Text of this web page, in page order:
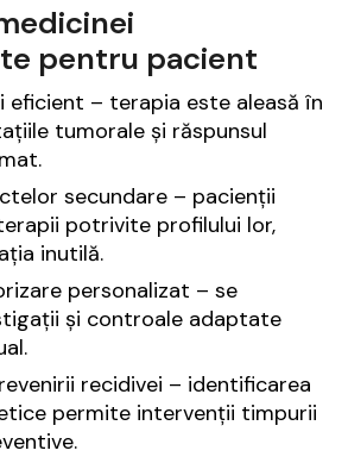
pentru pacient
eficient – terapia este aleasă în
tumorale și răspunsul
secundare – pacienții
potrivite profilului lor,
inutilă.
personalizat – se
și controale adaptate
recidivei – identificarea
permite intervenții timpurii